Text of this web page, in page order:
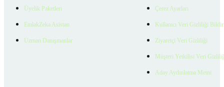
Üyelik Paketleri
EmlakZeka Asistan
Uzman Danışmanlar
Çerez Ayarları
Kullanıcı Veri Gizliliği
Ziyaretçi Veri Gizliliği
Müşteri Yetkilisi Veri
Aday Aydınlatma Metni